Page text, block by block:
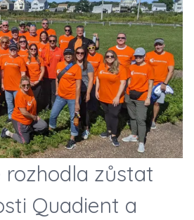
rozhodla zůstat
Quadient a